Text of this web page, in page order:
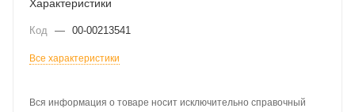
Характеристики
Код — 00-00213541
Все характеристики
Вся информация о товаре носит исключительно справочный